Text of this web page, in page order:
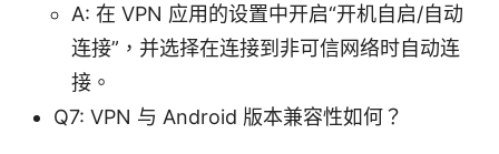
A: 在 VPN 应用的设置中开启“开机自启/自动
连接”，并选择在连接到非可信网络时自动连
接。
Q7: VPN 与 Android 版本兼容性如何？